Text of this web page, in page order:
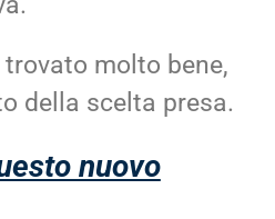
molto bene,
della scelta presa.
nuovo